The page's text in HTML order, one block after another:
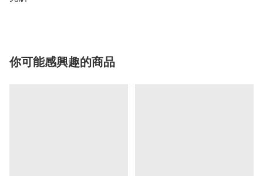
你可能感興趣的商品